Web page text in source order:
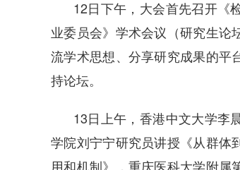
12日下午，大会首先召开《
业委员会》学术会议（研究生论
流学术思想、分享研究成果的平
持论坛。
13日上午，香港中文大学李
学院刘宁宁研究员讲授《从群体
用和机制》，重庆医科大学附属